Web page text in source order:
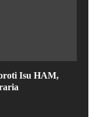
Isu HAM,